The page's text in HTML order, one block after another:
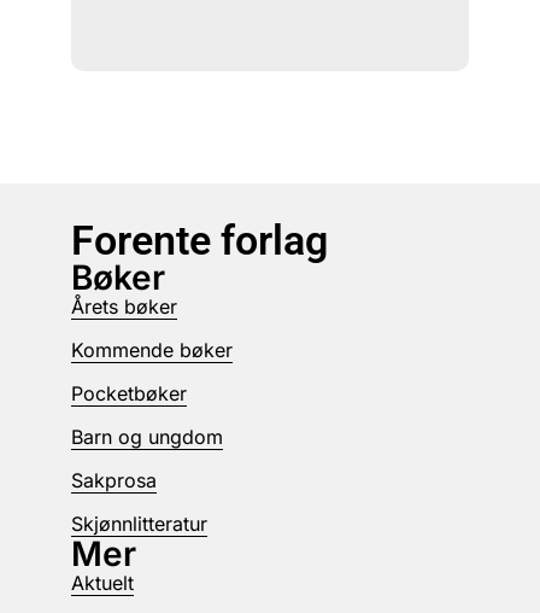
Forente forlag
Bøker
Årets bøker
Kommende bøker
Pocketbøker
Barn og ungdom
Sakprosa
Skjønnlitteratur
Mer
Aktuelt